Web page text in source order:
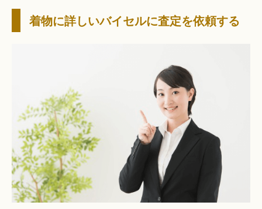
着物に詳しいバイセルに査定を依頼する